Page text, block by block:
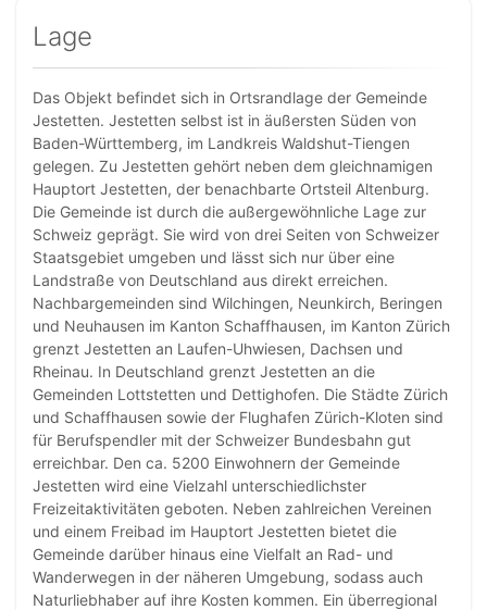
Lage
Das Objekt befindet sich in Ortsrandlage der Gemeinde
Jestetten. Jestetten selbst ist in äußersten Süden von
Baden-Württemberg, im Landkreis Waldshut-Tiengen
gelegen. Zu Jestetten gehört neben dem gleichnamigen
Hauptort Jestetten, der benachbarte Ortsteil Altenburg.
Die Gemeinde ist durch die außergewöhnliche Lage zur
Schweiz geprägt. Sie wird von drei Seiten von Schweizer
Staatsgebiet umgeben und lässt sich nur über eine
Landstraße von Deutschland aus direkt erreichen.
Nachbargemeinden sind Wilchingen, Neunkirch, Beringen
und Neuhausen im Kanton Schaffhausen, im Kanton Zürich
grenzt Jestetten an Laufen-Uhwiesen, Dachsen und
Rheinau. In Deutschland grenzt Jestetten an die
Gemeinden Lottstetten und Dettighofen. Die Städte Zürich
und Schaffhausen sowie der Flughafen Zürich-Kloten sind
für Berufspendler mit der Schweizer Bundesbahn gut
erreichbar. Den ca. 5200 Einwohnern der Gemeinde
Jestetten wird eine Vielzahl unterschiedlichster
Freizeitaktivitäten geboten. Neben zahlreichen Vereinen
und einem Freibad im Hauptort Jestetten bietet die
Gemeinde darüber hinaus eine Vielfalt an Rad- und
Wanderwegen in der näheren Umgebung, sodass auch
Naturliebhaber auf ihre Kosten kommen. Ein überregional